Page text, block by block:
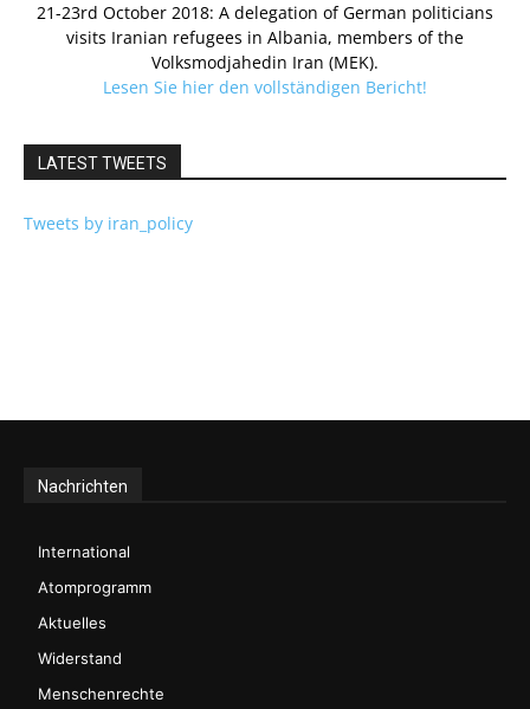
21-23rd October 2018: A delegation of German politicians
visits Iranian refugees in Albania, members of the
Volksmodjahedin Iran (MEK).
Lesen Sie hier den vollständigen Bericht!
LATEST TWEETS
Tweets by iran_policy
Nachrichten
International
Atomprogramm
Aktuelles
Widerstand
Menschenrechte